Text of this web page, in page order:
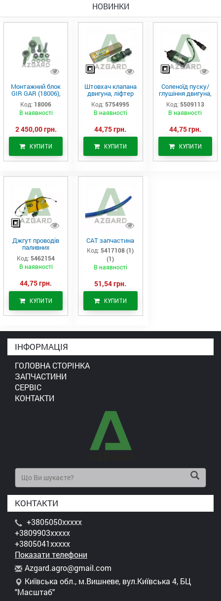
НОВИНКИ
Монтажний блок
GIR GAR (18006),
Аналог
Код: 18006
В наявності
2 450,00 грн.
КУПИТИ
Штовхач клапана
двигуна, ліфтер
(575-4995)
Код: 5754995
В наявності
44,75 грн.
КУПИТИ
Соленоїд пуску/
глушіння двигуна,
актуатор (550-
9113)
Код: 5509113
В наявності
44,75 грн.
КУПИТИ
Джгут проводів
паливних
форсунок CAT
C7/C9 (546-2154)
Код: 5462154
В наявності
44,75 грн.
КУПИТИ
САТ запчастина
Код: 5417108 (1)
(1)
В наявності
51,54 грн.
КУПИТИ
ІНФОРМАЦІЯ
ГОЛОВНА СТОРІНКА
ЗАПЧАСТИНИ
СЕРВІС
КОНТАКТИ
КОНТАКТИ
+3805050xxxxx
+3809903xxxxx
+3805041xxxxx
Показати телефони
Azgard.agro@gmail.com
Київська обл., м.Вишневе, вул.Київська 4, БЦ
"Масштаб"